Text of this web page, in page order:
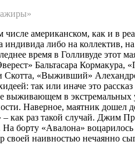
американском, как и в
индивида либо на коллектив,
время в Голливуде этот
Бальтасара Кормакура,
Скотта, «Выживший»
так или иначе это
в экстремальных
Наверное, маятник дошел
как раз такой случай. Джим
На борту «Авалона»
наивностью нечаянно